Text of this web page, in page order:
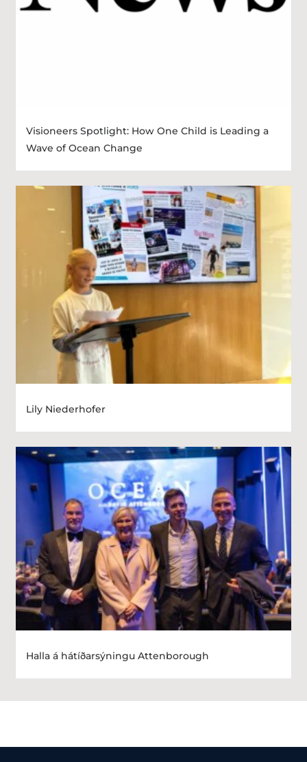
Visioneers Spotlight: How One Child is Leading a
Wave of Ocean Change
Lily Niederhofer
Halla á hátíðarsýningu Attenborough​